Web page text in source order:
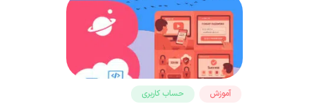
آموزش حساب کاربری